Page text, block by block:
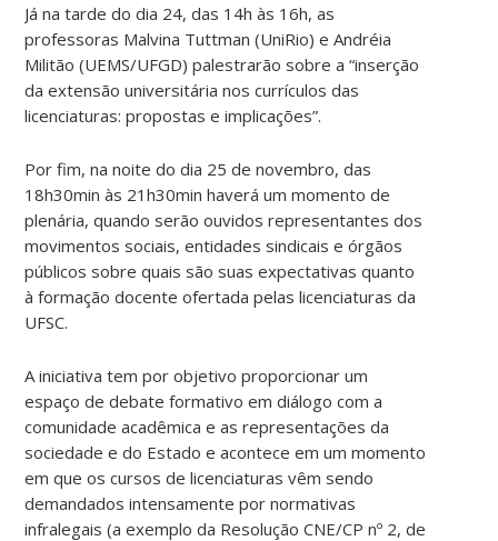
Já na tarde do dia 24, das 14h às 16h, as
professoras Malvina Tuttman (UniRio) e Andréia
Militão (UEMS/UFGD) palestrarão sobre a “inserção
da extensão universitária nos currículos das
licenciaturas: propostas e implicações”.
Por fim, na noite do dia 25 de novembro, das
18h30min às 21h30min haverá um momento de
plenária, quando serão ouvidos representantes dos
movimentos sociais, entidades sindicais e órgãos
públicos sobre quais são suas expectativas quanto
à formação docente ofertada pelas licenciaturas da
UFSC.
A iniciativa tem por objetivo proporcionar um
espaço de debate formativo em diálogo com a
comunidade acadêmica e as representações da
sociedade e do Estado e acontece em um momento
em que os cursos de licenciaturas vêm sendo
demandados intensamente por normativas
infralegais (a exemplo da Resolução CNE/CP nº 2, de